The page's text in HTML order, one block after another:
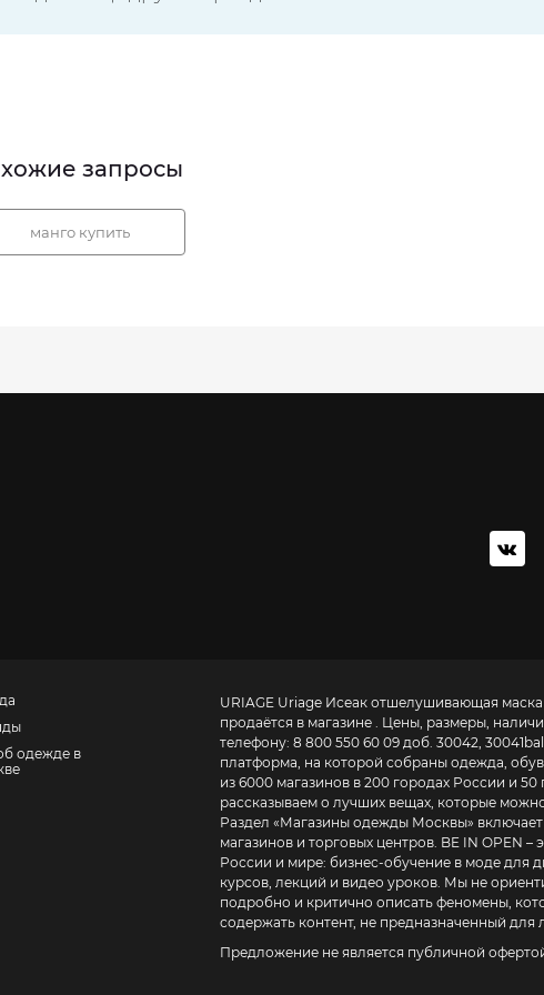
запросы
манго купить
одежде в
URIAGE Uriage Исеак отшелушивающая
продаётся в магазине . Цены, размеры,
телефону: 8 800 550 60 09 доб. 30042, 30041
платформа, на которой собраны одежда,
из 6000 магазинов в 200 городах России и 50
рассказываем о лучших вещах, которые
Раздел «Магазины одежды Москвы»
магазинов и торговых центров. BE IN OPEN – это журнал о том, как устроена модная индустрия в
России и мире: бизнес-обучение в моде для дизайнеров, ритейлеров и маркетологов в формате
курсов, лекций и видео уроков. Мы не
подробно и критично описать феномены,
содержать контент, не предназначенный для
Предложение не является публичной